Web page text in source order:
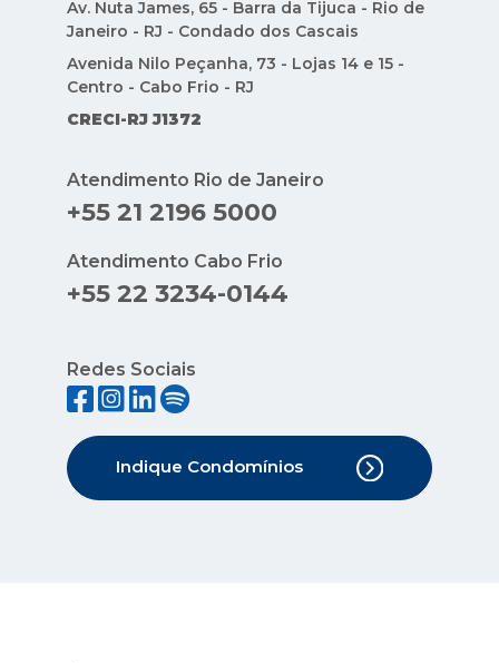
Av. Nuta James, 65 - Barra da Tijuca - Rio de
Janeiro - RJ - Condado dos Cascais
Avenida Nilo Peçanha, 73 - Lojas 14 e 15 -
Centro - Cabo Frio - RJ
CRECI-RJ J1372
Atendimento Rio de Janeiro
+55 21 2196 5000
Atendimento Cabo Frio
+55 22 3234-0144
Redes Sociais
Indique Condomínios